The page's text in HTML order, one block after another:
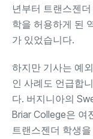
년부터 트랜스젠더
학을 허용하게 된
가 있었습니다.
하지만 기사는 예
인 사례도 언급합니
다. 버지니아의
Briar College은 여
트랜스젠더 학생